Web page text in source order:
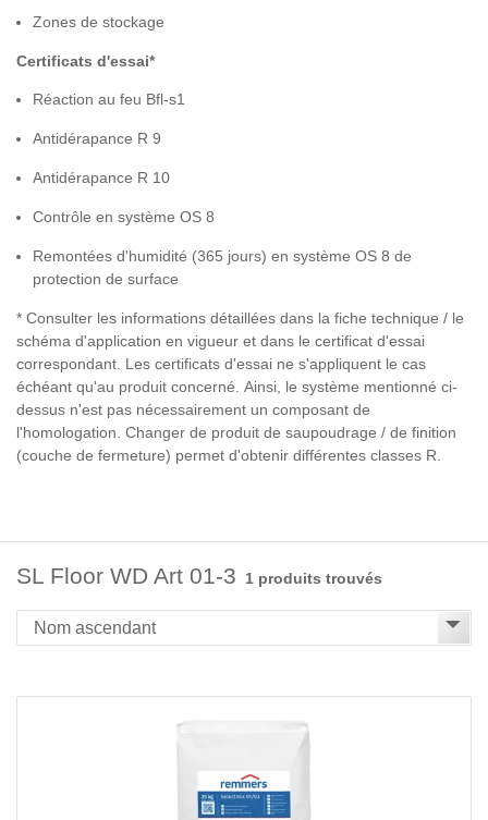
Zones de stockage
Certificats d'essai*
Réaction au feu Bfl-s1
Antidérapance R 9
Antidérapance R 10
Contrôle en système OS 8
Remontées d'humidité (365 jours) en système OS 8 de
protection de surface
* Consulter les informations détaillées dans la fiche technique / le
schéma d'application en vigueur et dans le certificat d'essai
correspondant. Les certificats d'essai ne s'appliquent le cas
échéant qu'au produit concerné. Ainsi, le système mentionné ci-
dessus n'est pas nécessairement un composant de
l'homologation. Changer de produit de saupoudrage / de finition
(couche de fermeture) permet d'obtenir différentes classes R.
SL Floor WD Art 01-3 1 produits trouvés